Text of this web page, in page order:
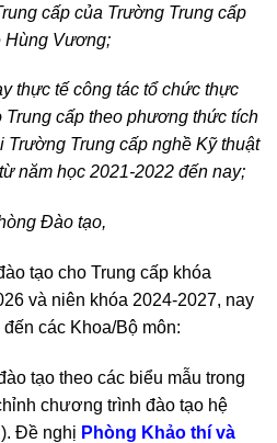
cấp của Trường Trung cấp
Hùng Vương;
thực tế công tác tổ chức thực
cấp theo phương thức tích
Trường Trung cấp nghề Kỹ thuật
năm học 2021-2022 đến nay;
Đào tạo,
tạo cho Trung cấp khóa
và niên khóa 2024-2027, nay
các Khoa/Bộ môn:
tạo theo các biểu mẫu trong
chương trình đào tạo hệ
Đề nghị Phòng Khảo thí và